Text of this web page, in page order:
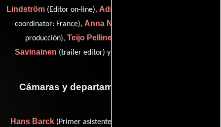
Lindström (Editor on-line), Adrien Léongue
coordinator: France), Anna Nuuros
producción), Teijo Pellinen
Savinainen (trailer editor) y
Cámaras y departamento de electricidad
Hans Barck (Primer asistente de cámara),